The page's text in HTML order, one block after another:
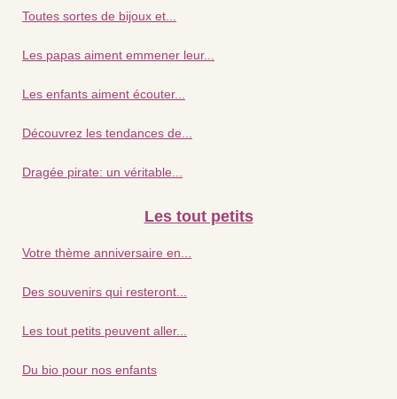
Toutes sortes de bijoux et...
Les papas aiment emmener leur...
Les enfants aiment écouter...
Découvrez les tendances de...
Dragée pirate: un véritable...
Les tout petits
Votre thème anniversaire en...
Des souvenirs qui resteront...
Les tout petits peuvent aller...
Du bio pour nos enfants